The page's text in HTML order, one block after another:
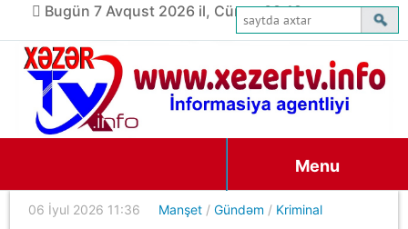
Bugün 7 Avqust 2026 il, Cümə, 08:19
Menu
06 İyul 2026 11:36 Manşet /Gündəm / Kriminal